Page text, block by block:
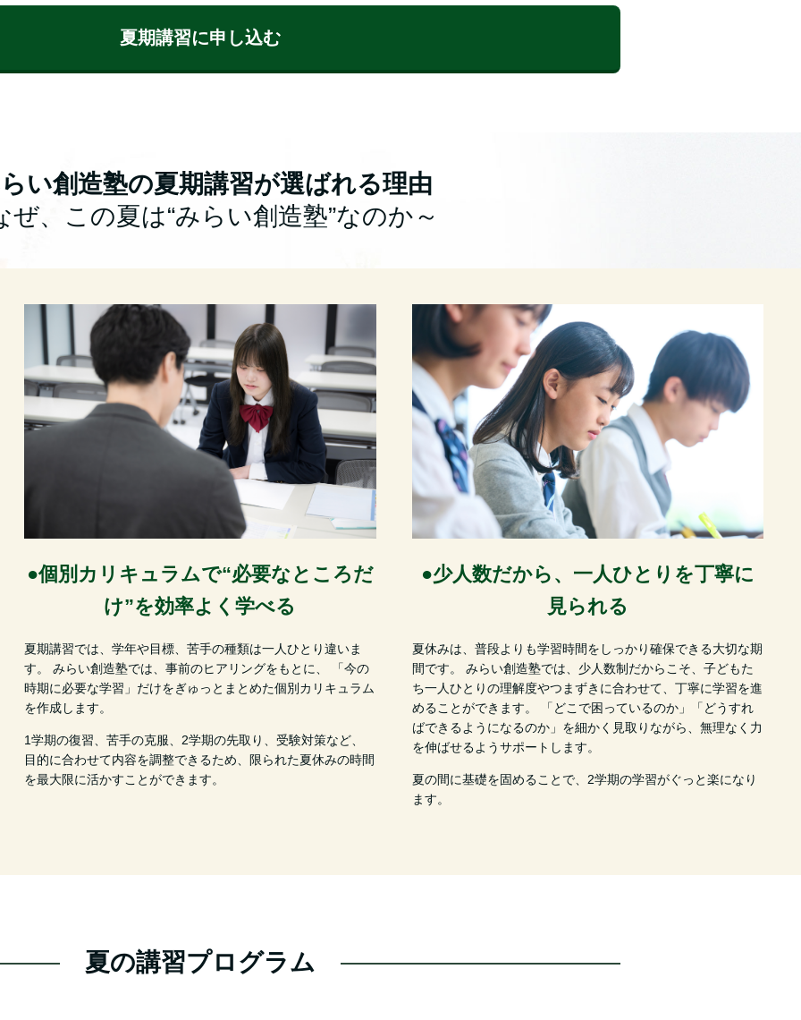
夏期講習に申し込む
い創造塾の夏期講習が選ばれる理由
ぜ、この夏は“みらい創造塾”なのか～
●個別カリキュラムで“必要なところだ
け”を効率よく学べる
夏期講習では、学年や目標、苦手の種類は一人ひとり違いま
す。 みらい創造塾では、事前のヒアリングをもとに、 「今の
時期に必要な学習」だけをぎゅっとまとめた個別カリキュラム
を作成します。
1学期の復習、苦手の克服、2学期の先取り、受験対策など、
目的に合わせて内容を調整できるため、限られた夏休みの時間
を最大限に活かすことができます。
●少人数だから、一人ひとりを丁寧に
見られる
夏休みは、普段よりも学習時間をしっかり確保できる大切な期
間です。 みらい創造塾では、少人数制だからこそ、子どもた
ち一人ひとりの理解度やつまずきに合わせて、丁寧に学習を進
めることができます。 「どこで困っているのか」「どうすれ
ばできるようになるのか」を細かく見取りながら、無理なく力
を伸ばせるようサポートします。
夏の間に基礎を固めることで、2学期の学習がぐっと楽になり
ます。
夏の講習プログラム